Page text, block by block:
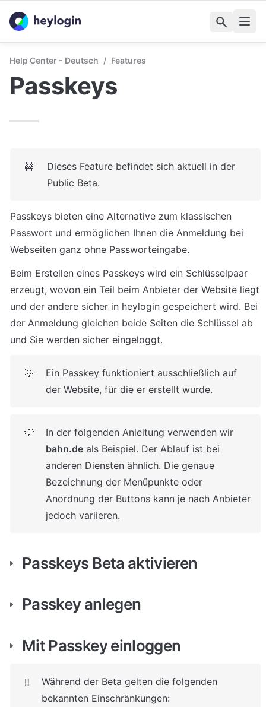
Help Center - Deutsch / Features
Passkeys
🚧
Dieses Feature befindet sich aktuell in der
Public Beta.
Passkeys bieten eine Alternative zum klassischen
Passwort und ermöglichen Ihnen die Anmeldung bei
Webseiten ganz ohne Passworteingabe.
Beim Erstellen eines Passkeys wird ein Schlüsselpaar
erzeugt, wovon ein Teil beim Anbieter der Website liegt
und der andere sicher in heylogin gespeichert wird. Bei
der Anmeldung gleichen beide Seiten die Schlüssel ab
und Sie werden sicher eingeloggt.
💡
Ein Passkey funktioniert ausschließlich auf
der Website, für die er erstellt wurde.
💡
bahn.de als Beispiel. Der Ablauf ist bei
anderen Diensten ähnlich. Die genaue
Bezeichnung der Menüpunkte oder
Anordnung der Buttons kann je nach Anbieter
jedoch variieren.
Passkeys Beta aktivieren
Passkey anlegen
Mit Passkey einloggen
‼️
Während der Beta gelten die folgenden
bekannten Einschränkungen: